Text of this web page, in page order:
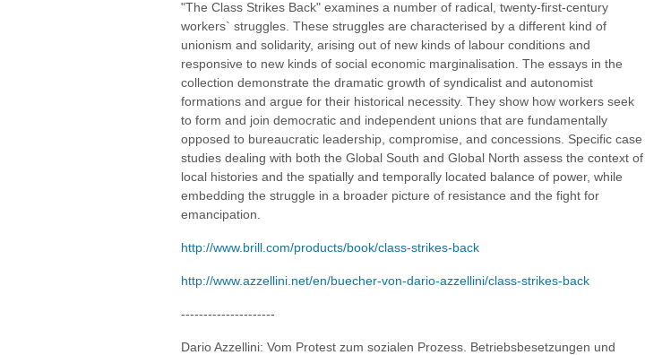
"The Class Strikes Back" examines a number of radical, twenty-first-century
workers` struggles. These struggles are characterised by a different kind of
unionism and solidarity, arising out of new kinds of labour conditions and
responsive to new kinds of social economic marginalisation. The essays in the
collection demonstrate the dramatic growth of syndicalist and autonomist
formations and argue for their historical necessity. They show how workers seek
to form and join democratic and independent unions that are fundamentally
opposed to bureaucratic leadership, compromise, and concessions. Specific case
studies dealing with both the Global South and Global North assess the context of
local histories and the spatially and temporally located balance of power, while
embedding the struggle in a broader picture of resistance and the fight for
emancipation.
http://www.brill.com/products/book/class-strikes-back
http://www.azzellini.net/en/buecher-von-dario-azzellini/class-strikes-back
---------------------
Dario Azzellini: Vom Protest zum sozialen Prozess. Betriebsbesetzungen und